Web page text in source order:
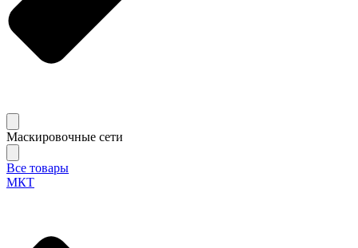
Маскировочные сети
Все товары
МКТ